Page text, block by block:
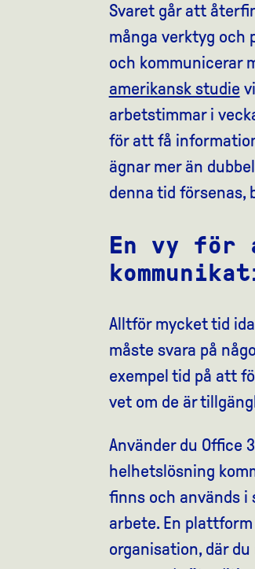
Svaret går att
många verktyg och
och kommunicerar
amerikansk studie
arbetstimmar i
för att få
ägnar mer än
denna tid försenas,
En vy för
Alltför mycket tid
måste svara på
exempel tid på att
vet om de är
Använder du Office
helhetslösning
finns och används i
arbete. En
organisation, där